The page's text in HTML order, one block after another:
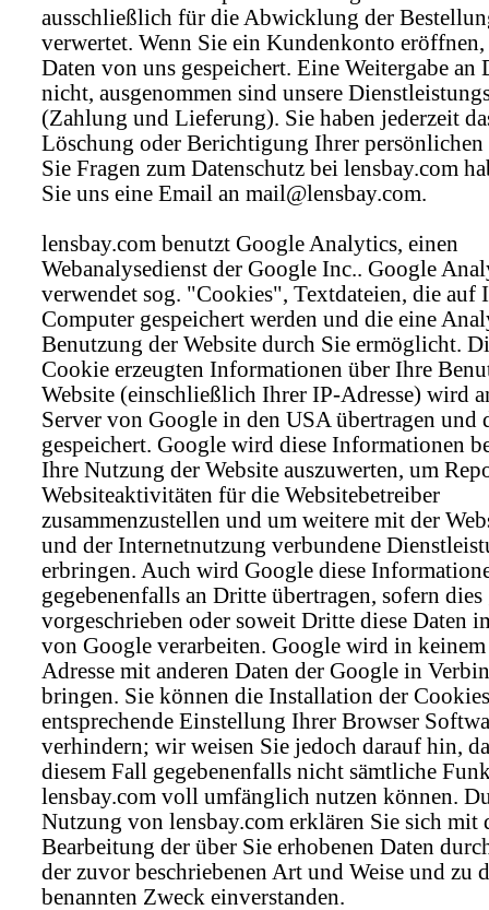
ausschließlich für die Abwicklung der
verwertet. Wenn Sie ein Kundenkonto
Daten von uns gespeichert. Eine Weitergabe
nicht, ausgenommen sind unsere
(Zahlung und Lieferung). Sie haben jederzeit
Löschung oder Berichtigung Ihrer persönlichen
Sie Fragen zum Datenschutz bei lensbay.com
Sie uns eine Email an mail@lensbay.com.
lensbay.com benutzt Google Analytics, einen
Webanalysedienst der Google Inc.. Google
verwendet sog. "Cookies", Textdateien, die auf
Computer gespeichert werden und die eine
Benutzung der Website durch Sie ermöglicht.
Cookie erzeugten Informationen über Ihre
Website (einschließlich Ihrer IP-Adresse) wird
Server von Google in den USA übertragen und
gespeichert. Google wird diese Informationen
Ihre Nutzung der Website auszuwerten, um
Websiteaktivitäten für die Websitebetreiber
zusammenzustellen und um weitere mit der
und der Internetnutzung verbundene
erbringen. Auch wird Google diese
gegebenenfalls an Dritte übertragen, sofern dies
vorgeschrieben oder soweit Dritte diese Daten
von Google verarbeiten. Google wird in
Adresse mit anderen Daten der Google in
bringen. Sie können die Installation der
entsprechende Einstellung Ihrer Browser
verhindern; wir weisen Sie jedoch darauf hin,
diesem Fall gegebenenfalls nicht sämtliche
lensbay.com voll umfänglich nutzen können.
Nutzung von lensbay.com erklären Sie sich mit
Bearbeitung der über Sie erhobenen Daten
der zuvor beschriebenen Art und Weise und zu
benannten Zweck einverstanden.